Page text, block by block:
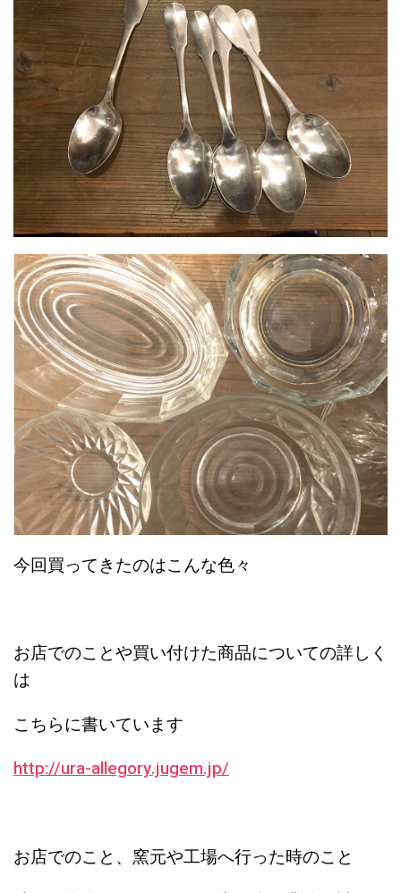
今回買ってきたのはこんな色々
お店でのことや買い付けた商品についての詳しく
は
こちらに書いています
http://ura-allegory.jugem.jp/
お店でのこと、窯元や工場へ行った時のこと